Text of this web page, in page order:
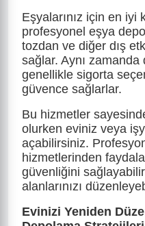
Eşyalarınız için en
profesyonel eşya
tozdan ve diğer dış
sağlar. Aynı
genellikle sigorta
güvence sağlarlar.
Bu hizmetler
olurken eviniz veya
açabilirsiniz.
hizmetlerinden
güvenliğini
alanlarınızı
Evinizi Yeniden